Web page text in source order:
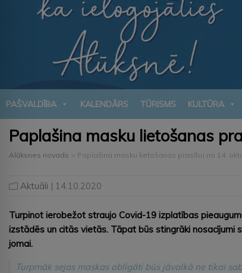
PAŠVALDĪBA KALENDĀRS TŪRISMS KULTŪRA
Paplašina masku lietošanas
Alūksnes novads > Paplašina masku lietošanas prasību no 14.
Aktuāli | 14.10.2020
Turpinot ierobežot straujo Covid-19 izplatības
izstādēs un citās vietās. Tāpat būs stingrāki nosacījumi
jomai.
Turpmāk sejas maskas obligāti būs jāvalkā ne tikai